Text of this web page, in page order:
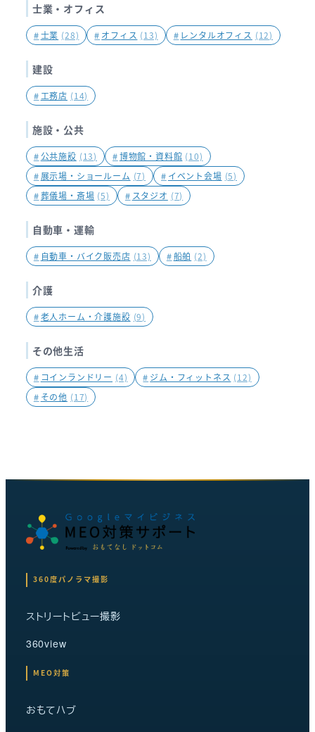
士業・オフィス
#士業 (28) # オフィス (13) # レンタルオフィス (12)
建設
# 工務店 (14)
施設・公共
#公共施設 (13) #博物館・資料館 (10)
# 展示場・ショールーム (7) # イベント会場 (5)
#葬儀場・斎場 (5) # スタジオ (7)
自動車・運輸
# 自動車・バイク販売店 (13) #船舶 (2)
介護
#老人ホーム・介護施設 (9)
その他生活
# コインランドリー (4) # ジム・フィットネス (12)
# その他 (17)
360度パノラマ撮影
ストリートビュー撮影
360view
MEO対策
おもてハブ